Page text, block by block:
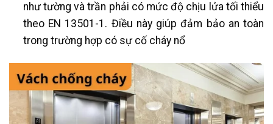
như tường và trần phải có mức độ chịu lửa tối thiểu
theo EN 13501-1. Điều này giúp đảm bảo an toàn
trong trường hợp có sự cố cháy nổ​